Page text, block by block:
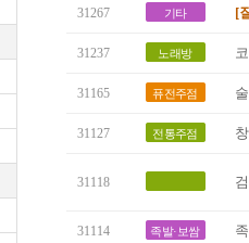
31267 기타 [
31237 노래방
31165 퓨전주점
31127 전통주점
31118
31114 족발·보쌈